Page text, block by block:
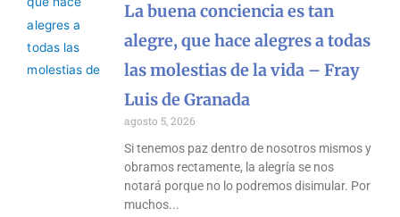
La buena conciencia es tan
alegre, que hace alegres a todas
las molestias de la vida – Fray
Luis de Granada
agosto 5, 2026
Si tenemos paz dentro de nosotros mismos y
obramos rectamente, la alegría se nos
notará porque no lo podremos disimular. Por
muchos